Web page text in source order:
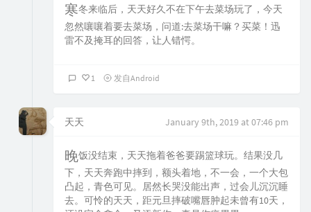
寒冬来临后，天天好久不在下午去菜场玩了，今天
忽然嚷嚷着要去菜场，问道:去菜场干嘛？买菜！迅
雷不及掩耳的回答，让人错愕。
1 发自Android
天天 January 9th, 2019 at 07:46 pm
晚饭没结束，天天拖着爸爸要踢篮球玩。结果没几
下，天天奔跑中摔到，额头着地，不一会，一个大包
凸起，青色可见。居然长哭没能出声，过会儿沉沉睡
去。可怜的天天，距元旦摔破嘴唇肿起未曾有10天，